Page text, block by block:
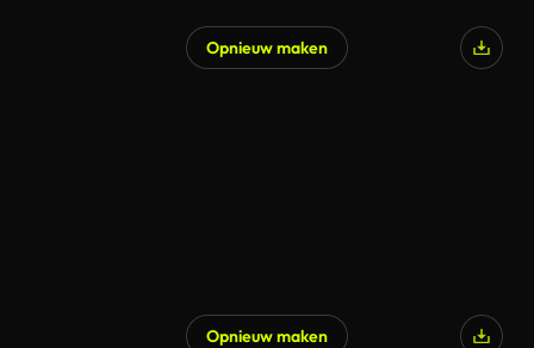
Opnieuw maken
Opnieuw maken